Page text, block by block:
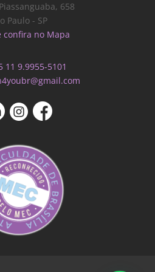
658
Paulo - SP
confira no Mapa
11 9.9955-5101